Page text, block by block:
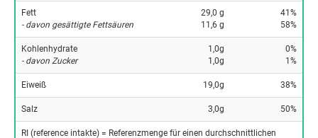
Fett
- davon gesättigte Fettsäuren
29,0 g
11,6 g
41%
58%
Kohlenhydrate
- davon Zucker
1,0g
1,0g
0%
1%
Eiweiß 19,0g 38%
Salz 3,0g 50%
RI (reference intakte) = Referenzmenge für einen durchschnittlichen